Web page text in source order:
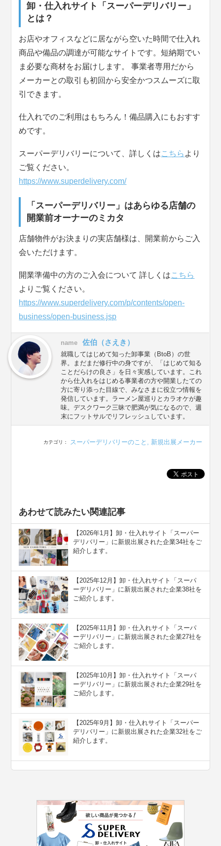
卸・仕入れサイト「スーパーデリバリー」
とは？
お店やオフィスなどに居ながら空いた時間で仕入れ
商品や備品の調達が可能なサイトです。短納期でい
ま必要な商材をお届けします。 事業者専用だから
メーカーとの取引も初回から安全かつスムーズに取
引できます。
仕入れでのご利用はもちろん！備品購入にもおすす
めです。
スーパーデリバリーについて、詳しくはこちら より
ご覧ください。
https://www.superdelivery.com/
「スーパーデリバリー」はあらゆる店舗の
開業前オーナーのミカタ
店舗物件がお決まりの実店舗様は、開業前からご入
会いただけます。
開業準備中の方のご入会について 詳しくはこちら
よりご覧ください。
https://www.superdelivery.com/p/contents/open-
business/open-business.jsp
name 佐伯（さえき）
就職してはじめて知った卸事業（BtoB）の世
界。まだまだ修行中の身ですが、「はじめて知る
ことだらけの良さ」を日々実感しています。これ
から仕入れをはじめる事業者の方や開業したての
方に寄り添った目線で、みなさまに役立つ情報を
発信しています。ラーメン屋巡りとカラオケが趣
味。デスクワーク三昧で肥満が気になるので、週
末にフットサルでリフレッシュしています。
カテゴリ： スーパーデリバリーのこと , 新規出展メーカー
あわせて読みたい関連記事
【2026年1月】卸・仕入れサイト「スーパー
デリバリー」に新規出展された企業34社をご
紹介します。
【2025年12月】卸・仕入れサイト「スーパ
ーデリバリー」に新規出展された企業38社を
ご紹介します。
【2025年11月】卸・仕入れサイト「スーパ
ーデリバリー」に新規出展された企業27社を
ご紹介します。
【2025年10月】卸・仕入れサイト「スーパ
ーデリバリー」に新規出展された企業29社を
ご紹介します。
【2025年9月】卸・仕入れサイト「スーパー
デリバリー」に新規出展された企業32社をご
紹介します。